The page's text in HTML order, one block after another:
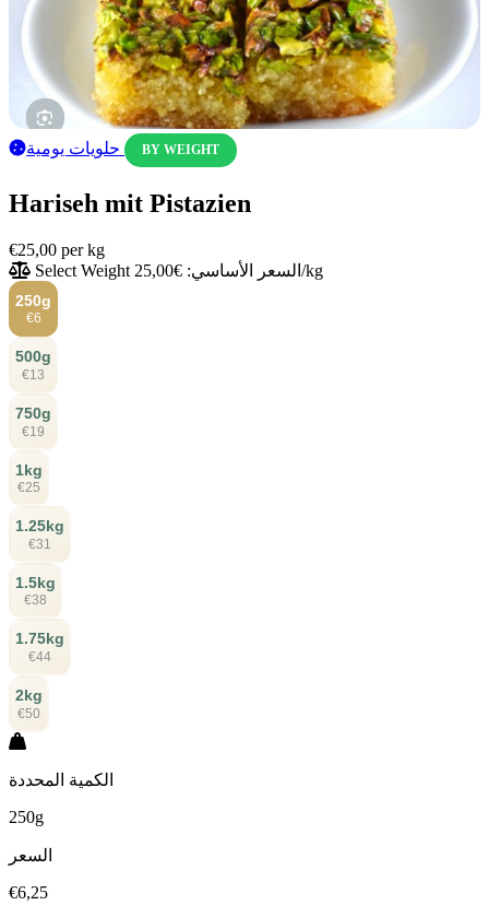
BY WEIGHT
Hariseh mit Pistazien
€25,00 per kg
Select Weight
السعر الأساسي: €25,00/kg
250g
€6
500g
€13
750g
€19
1kg
€25
1.25kg
€31
1.5kg
€38
1.75kg
€44
2kg
€50
الكمية المحددة
250g
السعر
€6,25